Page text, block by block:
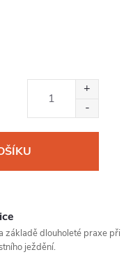
základě dlouholeté praxe při
ježdění.